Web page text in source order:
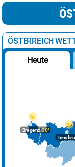
ÖSTERREICH
Heute
Bregenz30°